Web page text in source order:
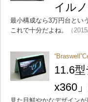
イル
最小構成なら3万円台とい
これで十分だよね。
（
11.6
x360
見た目鮮やかなデザイン